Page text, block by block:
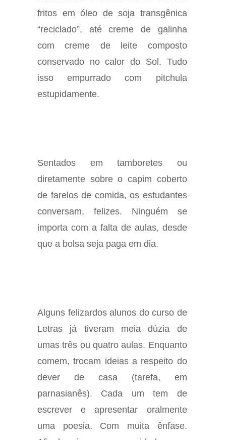
fritos em óleo de soja transgênica
“reciclado”, até creme de galinha
com creme de leite composto
conservado no calor do Sol. Tudo
isso empurrado com pitchula
estupidamente.
Sentados em tamboretes ou
diretamente sobre o capim coberto
de farelos de comida, os estudantes
conversam, felizes. Ninguém se
importa com a falta de aulas, desde
que a bolsa seja paga em dia.
Alguns felizardos alunos do curso de
Letras já tiveram meia dúzia de
umas três ou quatro aulas. Enquanto
comem, trocam ideias a respeito do
dever de casa (tarefa, em
parnasianês). Cada um tem de
escrever e apresentar oralmente
uma poesia. Com muita ênfase.